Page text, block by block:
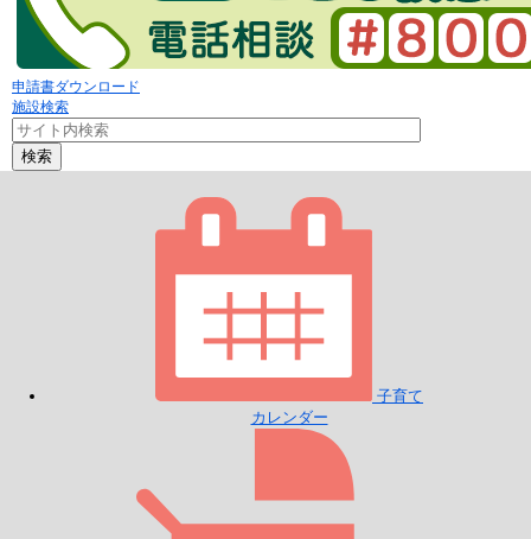
申請書ダウンロード
施設検索
検索
子育て
カレンダー